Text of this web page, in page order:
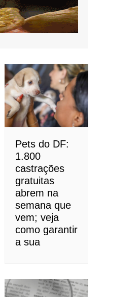
Pets do DF:
1.800
castrações
gratuitas
abrem na
semana que
vem; veja
como garantir
a sua